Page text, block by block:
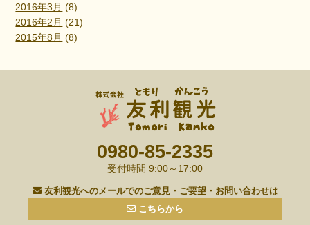
2016年3月 (8)
2016年2月 (21)
2015年8月 (8)
0980-85-2335
受付時間 9:00～17:00
友利観光へのメールでのご意見・ご要望・お問い合わせは
こちらから